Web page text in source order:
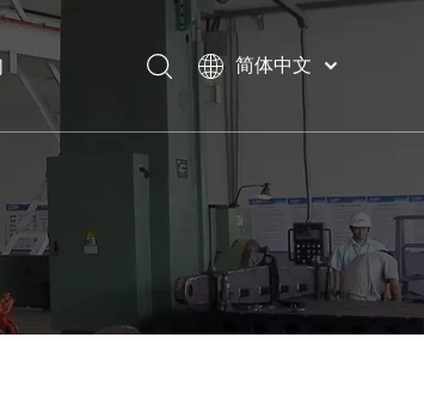
简体中文
indonesia
Pусский
Français
العربية
English